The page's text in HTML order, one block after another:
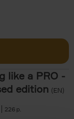
like a PRO -
edition (EN)
226